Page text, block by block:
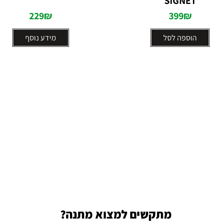
399₪
הוספה לסל
229₪
מידע נוסף
מתקשים למצוא מתנה?